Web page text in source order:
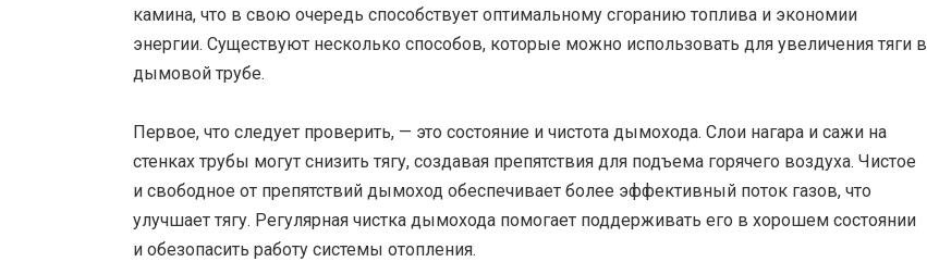
камина, что в свою очередь способствует оптимальному сгоранию топлива и экономии
энергии. Существуют несколько способов, которые можно использовать для увеличения тяги в
дымовой трубе.
Первое, что следует проверить, — это состояние и чистота дымохода. Слои нагара и сажи на
стенках трубы могут снизить тягу, создавая препятствия для подъема горячего воздуха. Чистое
и свободное от препятствий дымоход обеспечивает более эффективный поток газов, что
улучшает тягу. Регулярная чистка дымохода помогает поддерживать его в хорошем состоянии
и обезопасить работу системы отопления.